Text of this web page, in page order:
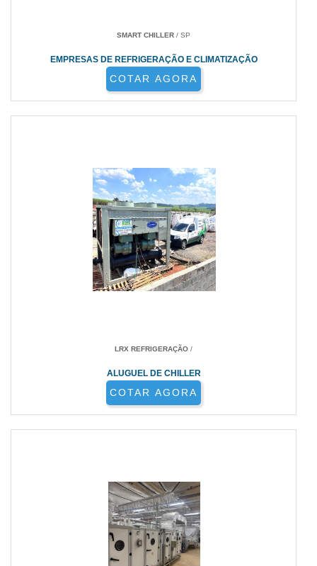
SMART CHILLER / SP
EMPRESAS DE REFRIGERAÇÃO E CLIMATIZAÇÃO
COTAR AGORA
LRX REFRIGERAÇÃO /
ALUGUEL DE CHILLER
COTAR AGORA